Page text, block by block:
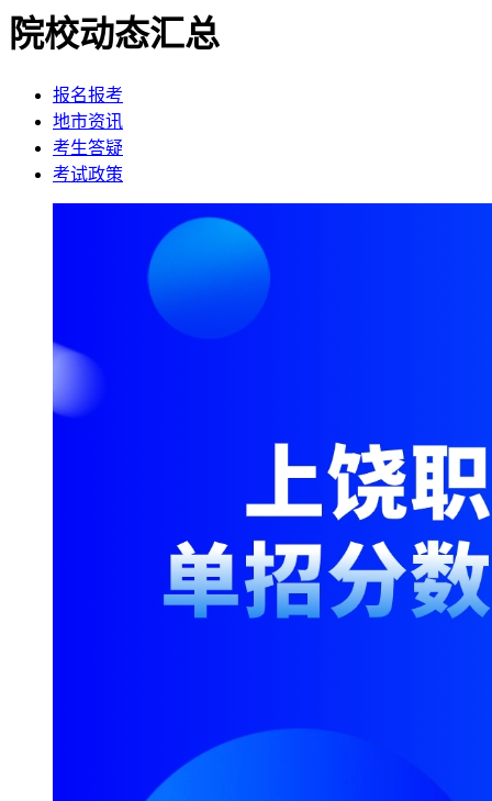
院校动态汇总
报名报考
地市资讯
考生答疑
考试政策